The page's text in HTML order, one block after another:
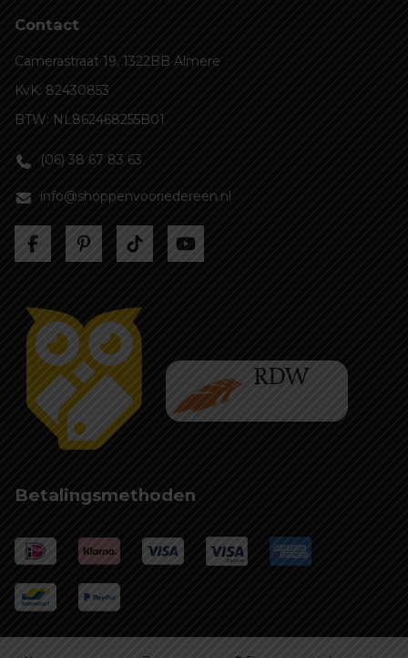
Contact
Camerastraat 19, 1322BB Almere
KvK: 82430853
BTW: NL862468255B01
(06) 38 67 83 63
info@shoppenvooriedereen.nl
Betalingsmethoden